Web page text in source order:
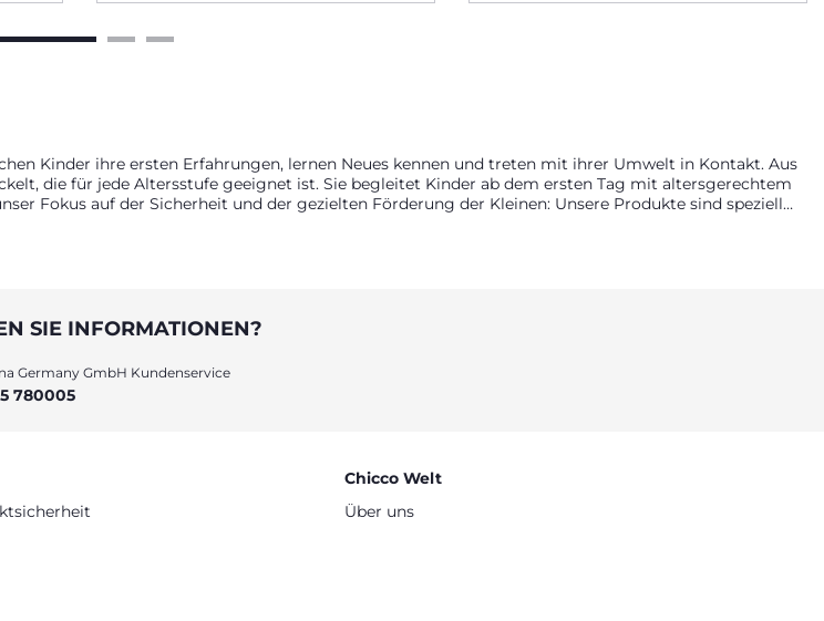
Kinder ihre ersten Erfahrungen, lernen Neues kennen und treten mit ihrer Umwelt in Kontakt. Aus
die für jede Altersstufe geeignet ist. Sie begleitet Kinder ab dem ersten Tag mit altersgerechtem
Fokus auf der Sicherheit und der gezielten Förderung der Kleinen: Unsere Produkte sind speziell
es eine geschützte, anregende Umgebung schafft und wertvolle Impulse für das tägliche Lernen
SIE INFORMATIONEN?
Germany GmbH Kundenservice
780005
Chicco Welt
Über uns